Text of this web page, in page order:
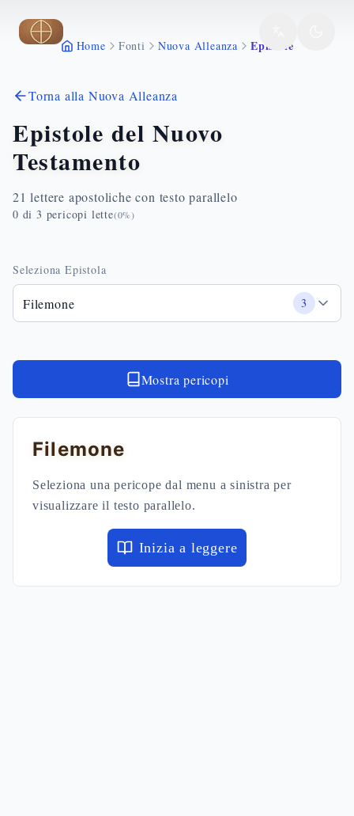
Vai al contenuto principale
Home Fonti Nuova Alleanza Epistole
Torna alla Nuova Alleanza
Epistole del Nuovo
Testamento
21 lettere apostoliche con testo parallelo
0 di 3 pericopi lette(0%)
Seleziona Epistola
Filemone 3
Mostra pericopi
Filemone
Seleziona una pericope dal menu a sinistra per
visualizzare il testo parallelo.
Inizia a leggere